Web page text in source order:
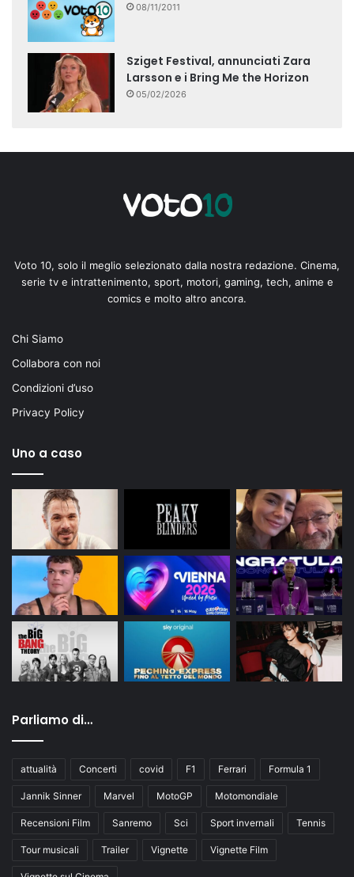
08/11/2011
Sziget Festival, annunciati Zara
Larsson e i Bring Me the Horizon
05/02/2026
Voto 10, solo il meglio selezionato dalla nostra redazione. Cinema,
serie tv e intrattenimento, sport, motori, gaming, tech, anime e
comics e molto altro ancora.
Chi Siamo
Collabora con noi
Condizioni d’uso
Privacy Policy
Uno a caso
Parliamo di…
attualità Concerti covid F1 Ferrari Formula 1
Jannik Sinner Marvel MotoGP Motomondiale
Recensioni Film Sanremo Sci Sport invernali Tennis
Tour musicali Trailer Vignette Vignette Film